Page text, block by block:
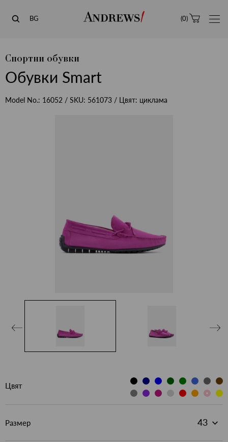
Andrews
BG (0)
Спортни обувки
Обувки Smart
Model No.: 16052 / SKU: 561073 / Цвят: циклама
Цвят
Размер